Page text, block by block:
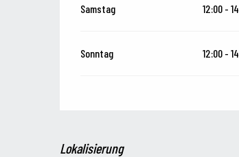
Samstag 12:00 -
Sonntag 12:00 -
Lokalisierung